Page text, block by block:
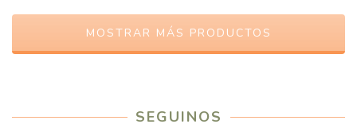
MOSTRAR MÁS PRODUCTOS
SEGUINOS